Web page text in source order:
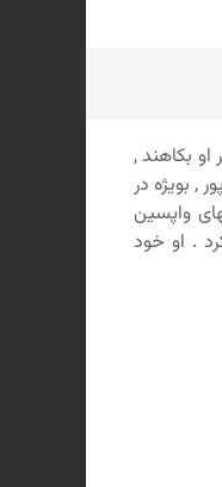
بکاهند ,
, بویژه در
واپسین
. او خود